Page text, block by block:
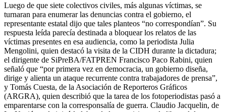
Luego de que siete colectivos civiles, más algunas víctimas, se
turnaran para enumerar las denuncias contra el gobierno, el
representante estatal dijo que tales planteos “no correspondían”. Su
respuesta leída parecía destinada a bloquear los relatos de las
víctimas presentes en esa audiencia, como la periodista Julia
Mengolini, quien destacó la visita de la CIDH durante la dictadura;
el dirigente de SiPreBA/FATPREN Francisco Paco Rabini, quien
señaló que “por primera vez en democracia, un gobierno diseña,
dirige y alienta un ataque recurrente contra trabajadores de prensa”,
y Tomás Cuesta, de la Asociación de Reporteros Gráficos
(ARGRA), quien describió que la tarea de los fotoperiodistas pasó a
emparentarse con la corresponsalía de guerra. Claudio Jacquelin, de